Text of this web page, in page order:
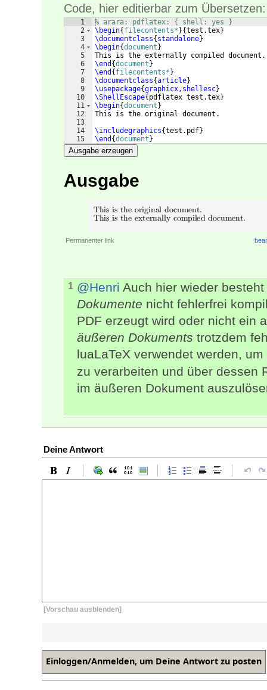
Code, hier editierbar zum Übersetzen:
1
2
3
4
5
6
7
8
9
10
11
12
13
14
15
% arara: pdflatex: { shell: yes }
\begin{ filecontents* }{test.tex}
\documentclass{ standalone}
\begin{document }
This is the externally compiled document.
\end {document }
\end { filecontents* }
\documentclass{article}
\usepackage{graphicx,shellesc}
\ShellEscape{ pdflatex test.tex}
\begin{document }
This is the original document.
\includegraphics{test.pdf}
\end {document }
Ausgabe erzeugen
Ausgabe
Permanenter link
1 @Henri Auch hier wieder
Dokumente nicht fehlerfrei
PDF erzeugt wird oder nicht ein
äußeren Dokuments trotzdem
luaLaTeX verwendet werden,
zu verarbeiten und über dessen
im äußeren Dokument
Deine Antwort
[Vorschau ausblenden]